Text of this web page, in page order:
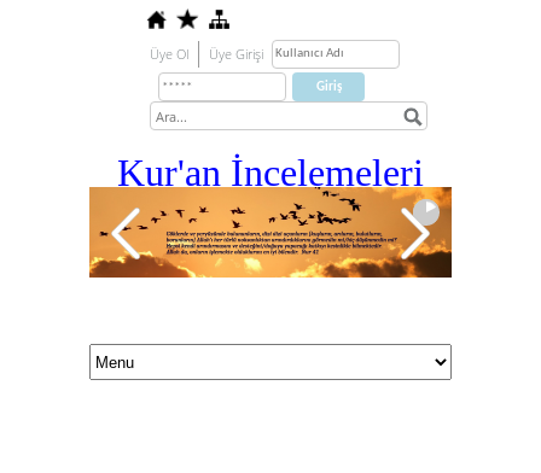
Üye Ol Üye Girişi
Kur'an İncelemeleri